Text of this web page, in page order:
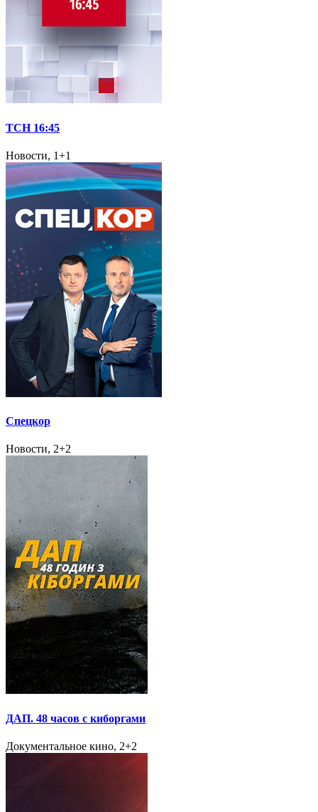
ТСН 16:45
Новости, 1+1
Спецкор
Новости, 2+2
ДАП. 48 часов с киборгами
Документальное кино, 2+2